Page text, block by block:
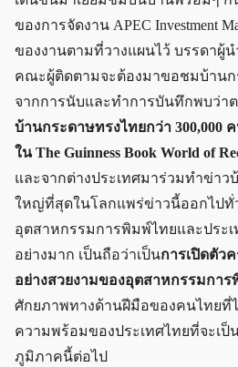
ของการจัดงาน APEC Investment
ของงานตามที่วางแผนไว้ บรรดาผู้
คณะผู้ติดตามจะต้องมาขอชมบ้าน
จากการนับและทำการบันทึกพบว่า
บ้านกระดาษทรงไทยกว่า 300,000
ใน The Guinness Book World of
และจากต่างประเทศมาร่วมทำข่าว
ใหญ่ที่สุดในโลกแพร่ข่าวนี้ออกไปทั่
อุตสาหกรรมการพิมพ์ไทยและประ
อย่างมาก เป็นถือว่าเป็นการเปิดตัว
อย่างสวยงามของอุตสาหกรรมกา
ศักยภาพทางด้านฝีมือของคนไทยที่
ความพร้อมของประเทศไทยที่จะเ
ภูมิภาคนี้ต่อไป